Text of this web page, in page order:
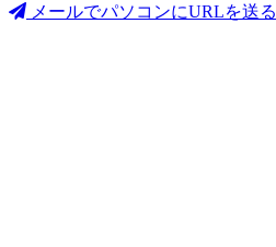
メールでパソコンにURLを送る